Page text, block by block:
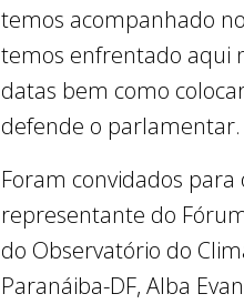
temos acompanhado
temos enfrentado aqui
datas bem como
defende o parlamentar.
Foram convidados
representante do
do Observatório do
Paranáiba-DF, Alba